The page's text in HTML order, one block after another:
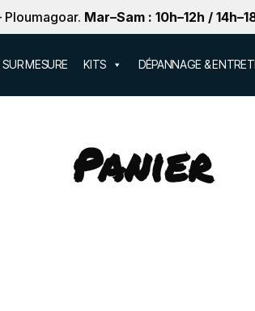
Mar–Sam : 10h–12h /
MESURE KITS DÉPANNAGE &
Panier